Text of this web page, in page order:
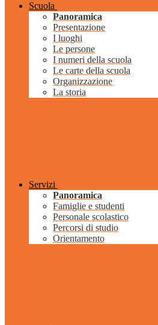
Scuola
Panoramica
Presentazione
I luoghi
Le persone
I numeri della scuola
Le carte della scuola
Organizzazione
La storia
Servizi
Panoramica
Famiglie e studenti
Personale scolastico
Percorsi di studio
Orientamento